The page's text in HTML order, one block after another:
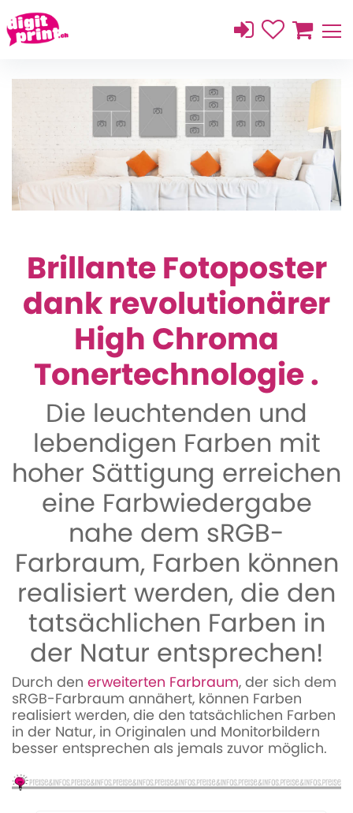
Brillante Fotoposter
dank revolutionärer
High Chroma
Tonertechnologie .
Die leuchtenden und
lebendigen Farben mit
hoher Sättigung erreichen
eine Farbwiedergabe
nahe dem sRGB-
Farbraum, Farben können
realisiert werden, die den
tatsächlichen Farben in
der Natur entsprechen!
Durch den erweiterten Farbraum, der sich dem
sRGB-Farbraum annähert, können Farben
realisiert werden, die den tatsächlichen Farben
in der Natur, in Originalen und Monitorbildern
besser entsprechen als jemals zuvor möglich.